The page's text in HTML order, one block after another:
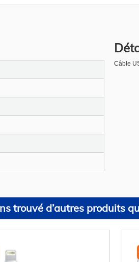
Câble
trouvé d’autres produits